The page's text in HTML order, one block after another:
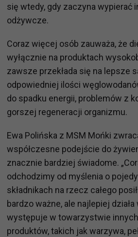
się wtedy, gdy zaczyna wypierać
odżywcze.
Coraz więcej osób zauważa, że
wyłącznie na produktach
zawsze przekłada się na lepsze
odpowiedniej ilości
do spadku energii, problemów z
gorszej regeneracji organizmu.
Ewa Polińska z MSM Mońki
współczesne podejście do
znacznie bardziej świadome.
odchodzimy od myślenia o
składnikach na rzecz całego
bardzo ważne, ale najlepiej działa
występuje w towarzystwie
produktów, takich jak warzywa,